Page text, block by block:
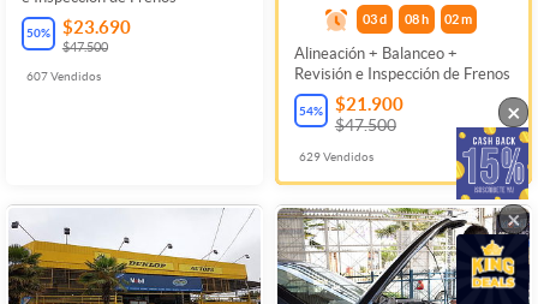
50% $23.690
$47.500
607Vendidos
03 d 08 h 02m
Alineación + Balanceo +
Revisión e Inspección de Frenos
54% $21.900
$47.500
629Vendidos
×
×